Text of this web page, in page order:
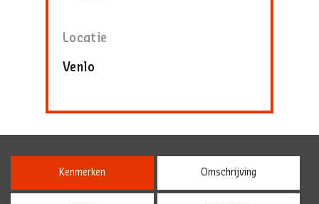
Locatie
Venlo
Kenmerken Omschrijving